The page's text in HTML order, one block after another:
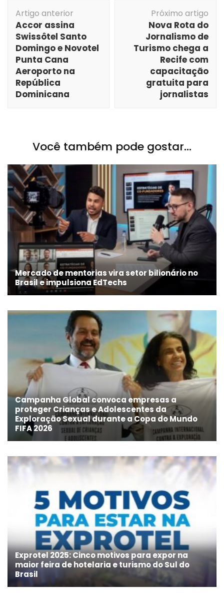
de
post
Artigo anterior
Accor assina
Swissôtel Santo
Domingo e Novotel
Punta Cana
Aeroporto na
República
Dominicana
Próximo artigo
Nova Rota do
Jornalismo de
Turismo chega a
Recife com
capacitação
gratuita para
jornalistas
Você também pode gostar...
Mercado de mentorias vira setor bilionário no
Brasil e impulsiona EdTechs
Campanha Global convoca empresas a
proteger Crianças e Adolescentes da
Exploração Sexual durante a Copa do Mundo
FIFA 2026
Exprotel 2025: Cinco motivos para expor na
maior feira de hotelaria e turismo do Sul do
Brasil